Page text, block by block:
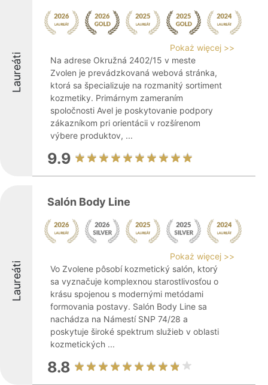
Laureáti
Pokaż więcej >>
Na adrese Okružná 2402/15 v meste
Zvolen je prevádzkovaná webová stránka,
ktorá sa špecializuje na rozmanitý sortiment
kozmetiky. Primárnym zameraním
spoločnosti Avel je poskytovanie podpory
zákazníkom pri orientácii v rozšírenom
výbere produktov, ...
9.9
Laureáti
Salón Body Line
Pokaż więcej >>
Vo Zvolene pôsobí kozmetický salón, ktorý
sa vyznačuje komplexnou starostlivosťou o
krásu spojenou s modernými metódami
formovania postavy. Salón Body Line sa
nachádza na Námestí SNP 74/28 a
poskytuje široké spektrum služieb v oblasti
kozmetických ...
8.8